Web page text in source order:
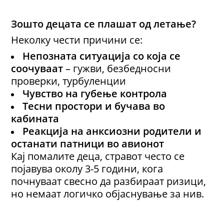
Зошто децата се плашат од летање?
Неколку чести причини се:
Непозната ситуација со која се
соочуваат– гужви, безбедносни
проверки, турбуленции
Чувство на губење контрола
Тесни простори и бучава во
кабината
Реакција на анксиозни родители и
останати патници во авионот
Кај помалите деца, стравот често се
појавува околу 3-5 години, кога
почнуваат свесно да разбираат ризици,
но немаат логичко објаснување за нив.